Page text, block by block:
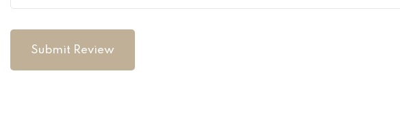
Submit Review